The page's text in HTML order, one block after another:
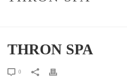
THRON SPA
0